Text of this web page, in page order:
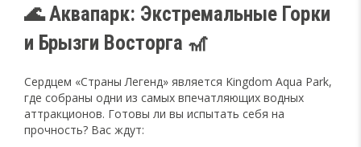
🌊 Аквапарк: Экстремальные Горки
и Брызги Восторга 🎢
Сердцем «Страны Легенд» является Kingdom Aqua Park,
где собраны одни из самых впечатляющих водных
аттракционов. Готовы ли вы испытать себя на
прочность? Вас ждут: